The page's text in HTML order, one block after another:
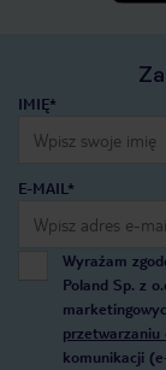
IMIĘ*
E-MAIL*
Wyrażam
Poland Sp. z
przetwarzaniu
komunikacji